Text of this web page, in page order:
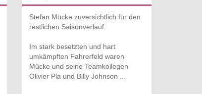
Stefan Mücke zuversichtlich für den
restlichen Saisonverlauf.
Im stark besetzten und hart
umkämpften Fahrerfeld waren
Mücke und seine Teamkollegen
Olivier Pla und Billy Johnson ...